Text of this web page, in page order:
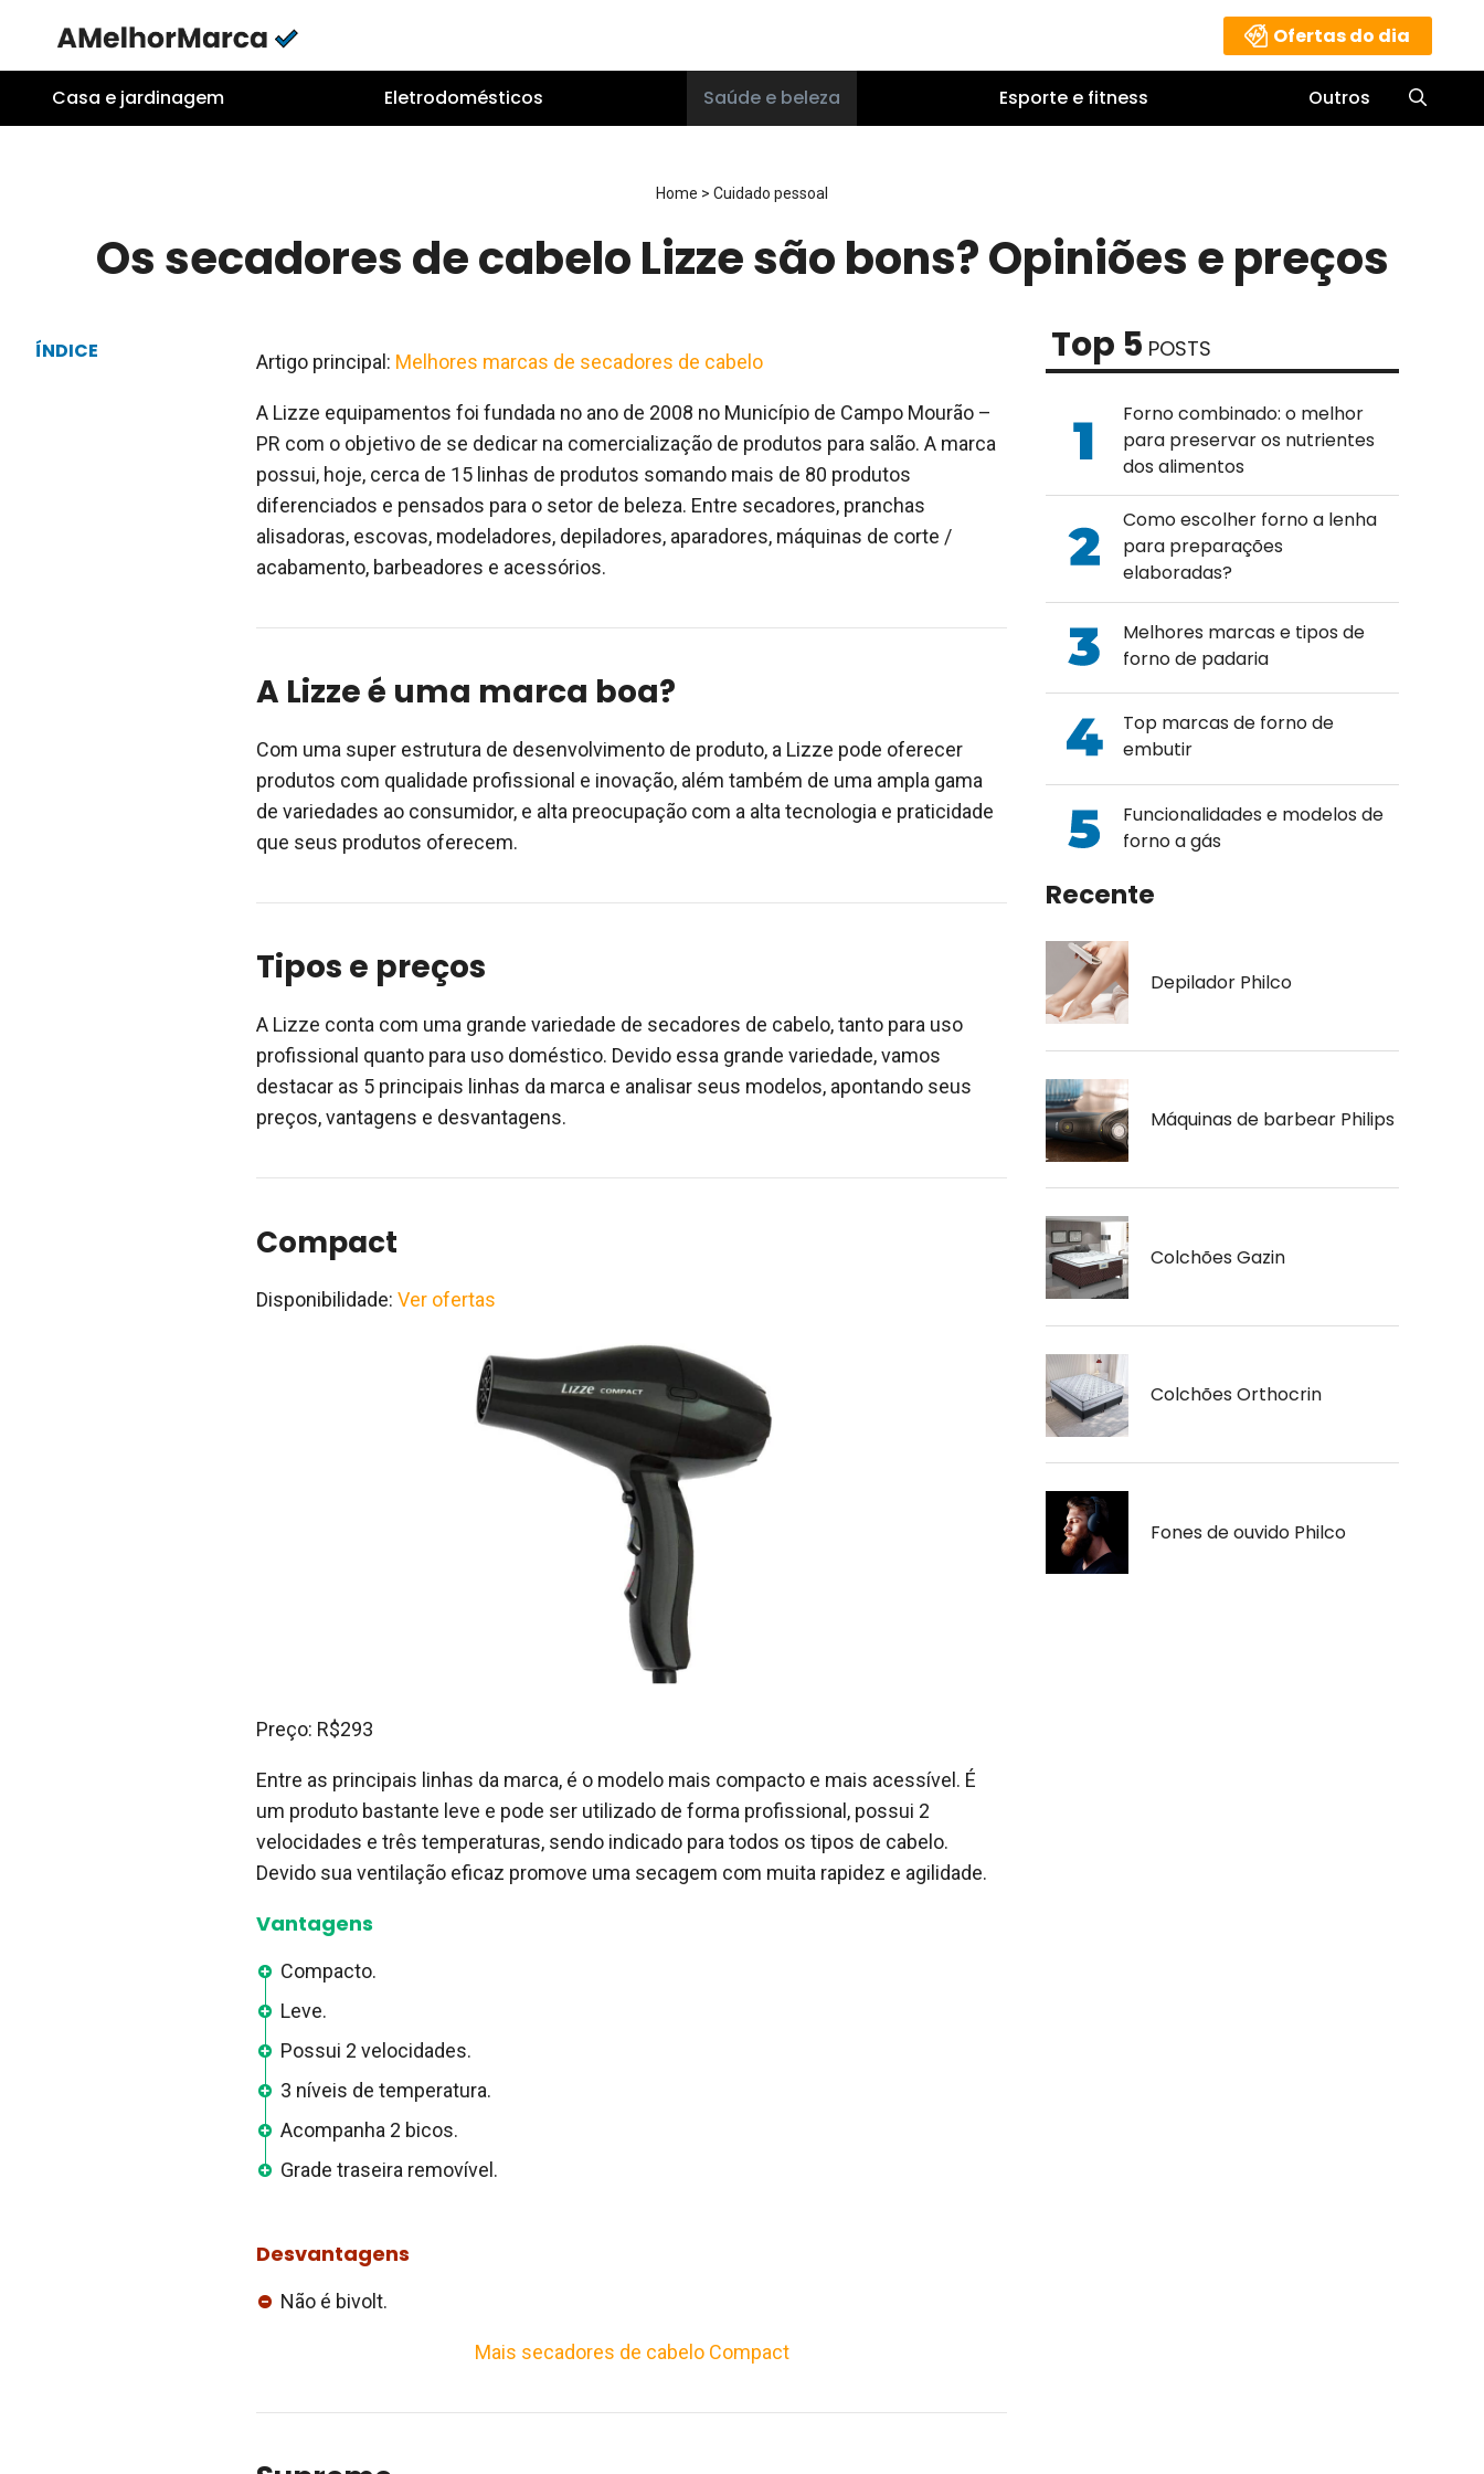
content
Ofertas do dia
Casa e jardinagem Eletrodomésticos Saúde e beleza Esporte e fitness Outros
Home > Cuidado pessoal
Os secadores de cabelo Lizze são bons? Opiniões e preços
ÍNDICE Artigo principal: Melhores marcas de secadores de cabelo
A Lizze equipamentos foi fundada no ano de 2008 no Município de Campo Mourão –
PR com o objetivo de se dedicar na comercialização de produtos para salão. A marca
possui, hoje, cerca de 15 linhas de produtos somando mais de 80 produtos
diferenciados e pensados para o setor de beleza. Entre secadores, pranchas
alisadoras, escovas, modeladores, depiladores, aparadores, máquinas de corte /
acabamento, barbeadores e acessórios.
A Lizze é uma marca boa?
Com uma super estrutura de desenvolvimento de produto, a Lizze pode oferecer
produtos com qualidade profissional e inovação, além também de uma ampla gama
de variedades ao consumidor, e alta preocupação com a alta tecnologia e praticidade
que seus produtos oferecem.
Tipos e preços
A Lizze conta com uma grande variedade de secadores de cabelo, tanto para uso
profissional quanto para uso doméstico. Devido essa grande variedade, vamos
destacar as 5 principais linhas da marca e analisar seus modelos, apontando seus
preços, vantagens e desvantagens.
Compact
Disponibilidade: Ver ofertas
Preço: R$293
Entre as principais linhas da marca, é o modelo mais compacto e mais acessível. É
um produto bastante leve e pode ser utilizado de forma profissional, possui 2
velocidades e três temperaturas, sendo indicado para todos os tipos de cabelo.
Devido sua ventilação eficaz promove uma secagem com muita rapidez e agilidade.
Vantagens
Compacto.
Leve.
Possui 2 velocidades.
3 níveis de temperatura.
Acompanha 2 bicos.
Grade traseira removível.
Desvantagens
Não é bivolt.
Mais secadores de cabelo Compact
Top 5 POSTS
Forno combinado: o melhor
para preservar os nutrientes
dos alimentos
Como escolher forno a lenha
para preparações
elaboradas?
Melhores marcas e tipos de
forno de padaria
Top marcas de forno de
embutir
Funcionalidades e modelos de
forno a gás
Recente
Depilador Philco
Máquinas de barbear Philips
Colchões Gazin
Colchões Orthocrin
Fones de ouvido Philco